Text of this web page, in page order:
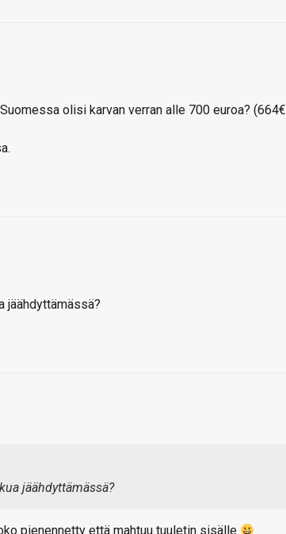
olisi karvan verran alle 700 euroa? (664€
jäähdyttämässä?
jäähdyttämässä?
pienennetty että mahtuu tuuletin sisälle